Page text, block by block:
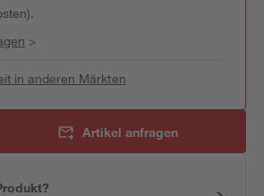
>
in anderen Märkten
Artikel anfragen